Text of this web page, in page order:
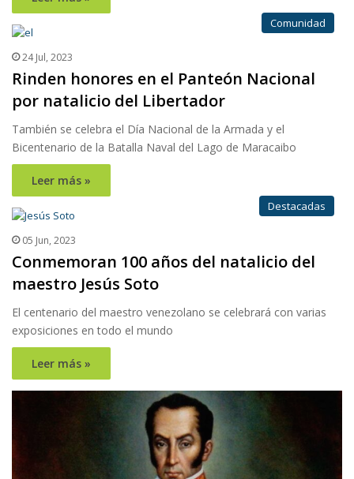
Comunidad
24 Jul, 2023
Rinden honores en el Panteón Nacional
por natalicio del Libertador
También se celebra el Día Nacional de la Armada y el
Bicentenario de la Batalla Naval del Lago de Maracaibo
Leer más »
Destacadas
05 Jun, 2023
Conmemoran 100 años del natalicio del
maestro Jesús Soto
El centenario del maestro venezolano se celebrará con varias
exposiciones en todo el mundo
Leer más »